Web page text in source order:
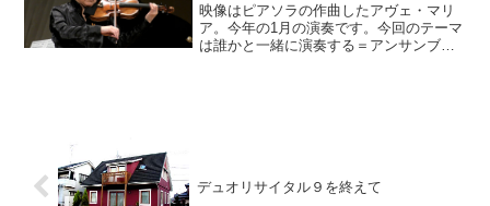
映像はピアソラの作曲したアヴェ・マリ
ア。今年の1月の演奏です。今回のテーマ
は誰かと一緒に演奏する＝アンサンブル
デュオリサイタル９を終えて